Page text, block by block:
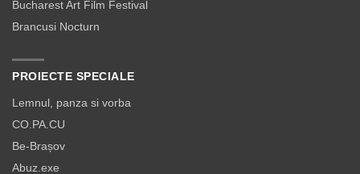
Bucharest Art Film Festival
Brancusi Nocturn
PROIECTE SPECIALE
Lemnul, panza si vorba
CO.PA.CU
Be-Brașov
Abuz.exe